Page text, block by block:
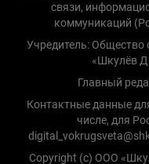
связи,
коммуникаций
Учредитель: Общество
«Шкулёв
Главный
Контактные данные
числе, для
Copyright (с) ООО